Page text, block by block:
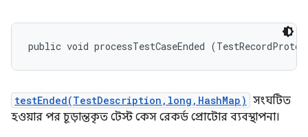
public void processTestCaseEnded
testEnded(TestDescription,long,HashMap) সংঘটিত
হওয়ার পর চূড়ান্তকৃত টেস্ট কেস রেকর্ড প্রোটোর ব্যবস্থাপনা।